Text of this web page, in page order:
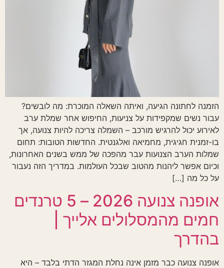
הזמנה לחתונה הגיעה, ואיתה השאלה המוכרת: מה לובשים?
עבור נשים שמקפידות על צניעות, החיפוש אחר שמלת ערב
לאירוע יכול להרגיש מורכב – השמלה צריכה להיות צנועה, אך
בו-זמנית חגיגית, מחמיאה ואלגנטית. החדשות הטובות: תחום
שמלות הערב הצנועות עבר מהפכה של ממש בשנים האחרונות,
וכיום אפשר ליהנות מהטוב שבכל העולמות. במדריך הזה נעבור
על כל מה […]
אופנה צנועה 2026 – 5 טרנדים
חמים מהמסלולים אלייך |
בהדרך
אופנה צנועה כבר מזמן אינה נחלת המגזר הדתי בלבד – היא